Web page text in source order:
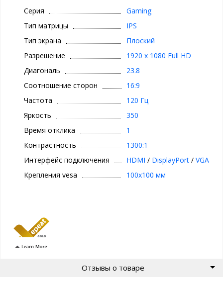
Серия
Gaming
Тип матрицы
IPS
Тип экрана
Плоский
Разрешение
1920 x 1080 Full HD
Диагональ
23.8
Соотношение сторон
16:9
Частота
120 Гц
Яркость
350
Время отклика
1
Контрастность
1300:1
Интерфейс подключения
HDMI / DisplayPort/ VGA
Крепления vesa
100x100 мм
Отзывы о товаре